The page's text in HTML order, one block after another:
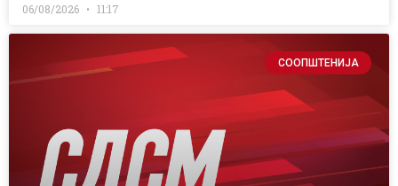
06/08/2026 11:17
СООПШТЕНИЈА